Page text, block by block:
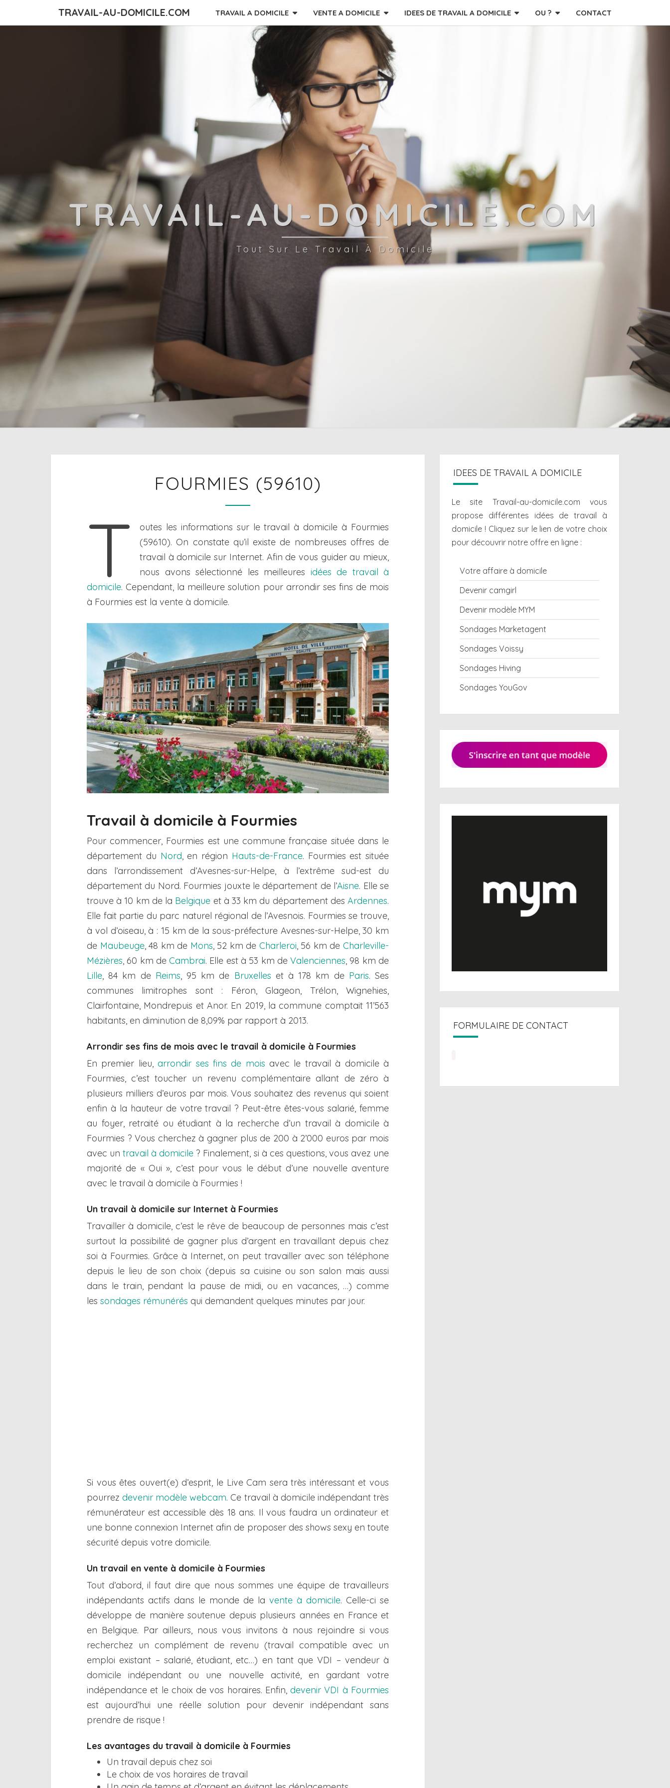
TRAVAIL-AU-DOMICILE.COM TRAVAIL A DOMICILE VENTE A DOMICILE IDEES DE TRAVAIL A DOMICILE OU ? CONTACT
TRAVAIL-AU-DOMICILE.COM
Tout Sur Le Travail À Domicile
(59610)
FOURMIES (59610)
T
outes les informations sur le travail à domicile à Fourmies
(59610). On constate qu’il existe de nombreuses offres de
travail à domicile sur Internet. Afin de vous guider au mieux,
nous avons sélectionné les meilleures idées de travail à
domicile. Cependant, la meilleure solution pour arrondir ses fins de mois
à Fourmies est la vente à domicile.
Travail à domicile à Fourmies
Pour commencer, Fourmies est une commune française située dans le
département du Nord, en région Hauts-de-France. Fourmies est située
dans l’arrondissement d’Avesnes-sur-Helpe, à l’extrême sud-est du
département du Nord. Fourmies jouxte le département de l’Aisne. Elle se
trouve à 10 km de la Belgique et à 33 km du département desArdennes.
Elle fait partie du parc naturel régional de l’Avesnois. Fourmies se trouve,
à vol d’oiseau, à : 15 km de la sous-préfecture Avesnes-sur-Helpe, 30 km
de Maubeuge, 48 km de Mons, 52 km de Charleroi, 56 km deCharleville-
Mézières, 60 km deCambrai. Elle est à 53 km deValenciennes, 98 km de
Lille, 84 km de Reims, 95 km de Bruxelles et à 178 km de Paris. Ses
communes limitrophes sont : Féron, Glageon, Trélon, Wignehies,
Clairfontaine, Mondrepuis et Anor. En 2019, la commune comptait 11’563
habitants, en diminution de 8,09% par rapport à 2013.
Arrondir ses fins de mois avec le travail à domicile à Fourmies
En premier lieu, arrondir ses fins de mois avec le travail à domicile à
Fourmies, c’est toucher un revenu complémentaire allant de zéro à
plusieurs milliers d’euros par mois. Vous souhaitez des revenus qui soient
enfin à la hauteur de votre travail ? Peut-être êtes-vous salarié, femme
au foyer, retraité ou étudiant à la recherche d’un travail à domicile à
Fourmies ? Vous cherchez à gagner plus de 200 à 2’000 euros par mois
avec untravail à domicile ? Finalement, si à ces questions, vous avez une
majorité de « Oui », c’est pour vous le début d’une nouvelle aventure
avec le travail à domicile à Fourmies !
Un travail à domicile sur Internet à Fourmies
Travailler à domicile, c’est le rêve de beaucoup de personnes mais c’est
surtout la possibilité de gagner plus d’argent en travaillant depuis chez
soi à Fourmies. Grâce à Internet, on peut travailler avec son téléphone
depuis le lieu de son choix (depuis sa cuisine ou son salon mais aussi
dans le train, pendant la pause de midi, ou en vacances, …) comme
les sondages rémunérés qui demandent quelques minutes par jour.
Si vous êtes ouvert(e) d’esprit, le Live Cam sera très intéressant et vous
pourrez devenir modèle webcam. Ce travail à domicile indépendant très
rémunérateur est accessible dès 18 ans. Il vous faudra un ordinateur et
une bonne connexion Internet afin de proposer des shows sexy en toute
sécurité depuis votre domicile.
Un travail en vente à domicile à Fourmies
Tout d’abord, il faut dire que nous sommes une équipe de travailleurs
indépendants actifs dans le monde de la vente à domicile. Celle-ci se
développe de manière soutenue depuis plusieurs années en France et
en Belgique. Par ailleurs, nous vous invitons à nous rejoindre si vous
recherchez un complément de revenu (travail compatible avec un
emploi existant – salarié, étudiant, etc…) en tant que VDI – vendeur à
domicile indépendant ou une nouvelle activité, en gardant votre
indépendance et le choix de vos horaires. Enfin, devenir VDI à Fourmies
est aujourd’hui une réelle solution pour devenir indépendant sans
prendre de risque !
Les avantages du travail à domicile à Fourmies
Un travail depuis chez soi
Le choix de vos horaires de travail
IDEES DE TRAVAIL A DOMICILE
Le site Travail-au-domicile.com vous
propose différentes idées de travail à
domicile ! Cliquez sur le lien de votre choix
pour découvrir notre offre en ligne :
Votre affaire à domicile
Devenir camgirl
Devenir modèle MYM
Sondages Marketagent
Sondages Voissy
Sondages Hiving
Sondages YouGov
FORMULAIRE DE CONTACT